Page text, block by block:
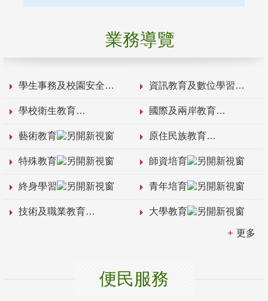
業務導覽
學生事務及校園安全 資訊教育及數位學習
學校衛生教育 國際及兩岸教育
藝術教育 原住民族教育
特殊教育 師資培育
終身學習 青年培育
技術及職業教育 大學教育
更多
便民服務